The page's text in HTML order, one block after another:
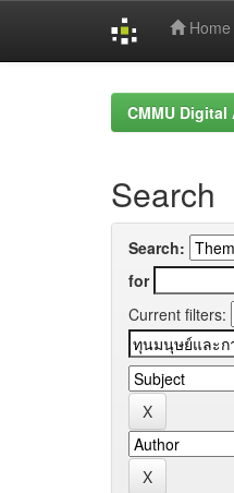
Home
CMMU Digital
Search
Search:
for
Current filters: